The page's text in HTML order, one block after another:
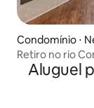
Condomínio ⋅
Retiro no rio
Aluguel